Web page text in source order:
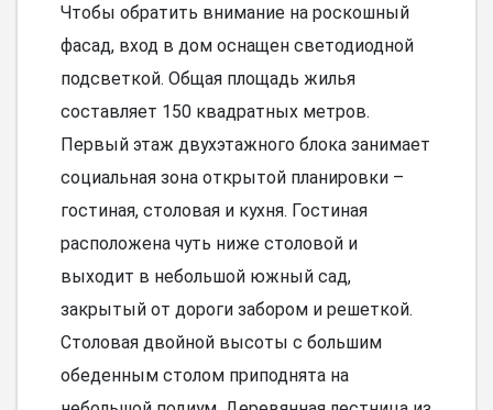
Чтобы обратить внимание на роскошный
фасад, вход в дом оснащен светодиодной
подсветкой. Общая площадь жилья
составляет 150 квадратных метров.
Первый этаж двухэтажного блока занимает
социальная зона открытой планировки –
гостиная, столовая и кухня. Гостиная
расположена чуть ниже столовой и
выходит в небольшой южный сад,
закрытый от дороги забором и решеткой.
Столовая двойной высоты с большим
обеденным столом приподнята на